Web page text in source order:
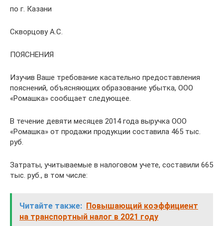
по г. Казани
Скворцову А.С.
ПОЯСНЕНИЯ
Изучив Ваше требование касательно предоставления
пояснений, объясняющих образование убытка, ООО
«Ромашка» сообщает следующее.
В течение девяти месяцев 2014 года выручка ООО
«Ромашка» от продажи продукции составила 465 тыс.
руб.
Затраты, учитываемые в налоговом учете, составили 665
тыс. руб., в том числе:
Читайте также: Повышающий коэффициент
на транспортный налог в 2021 году